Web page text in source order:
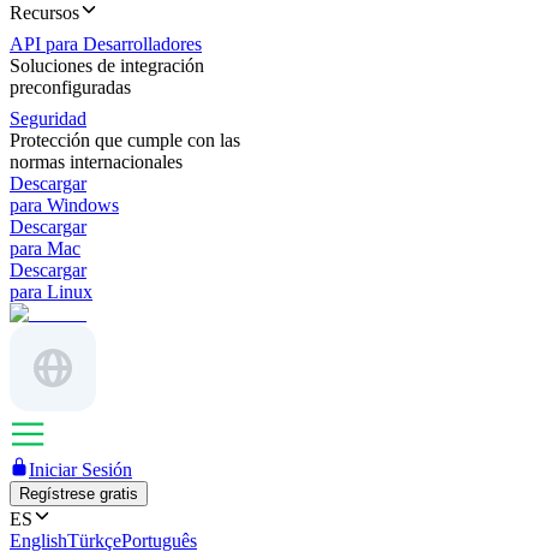
Recursos
API para Desarrolladores
Soluciones de integración
preconfiguradas
Seguridad
Protección que cumple con las
normas internacionales
Descargar
para Windows
Descargar
para Mac
Descargar
para Linux
Iniciar Sesión
Regístrese gratis
ES
EnglishTürkçePortuguês